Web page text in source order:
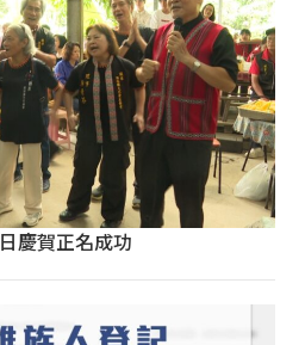
慶賀正名成功